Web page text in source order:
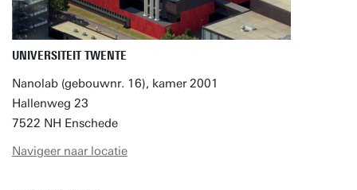
UNIVERSITEIT TWENTE
Nanolab (gebouwnr. 16), kamer 2001
Hallenweg 23
7522 NH Enschede
Navigeer naar locatie